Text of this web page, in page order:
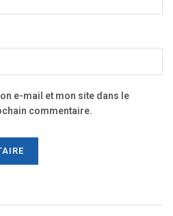
e-mail et mon site dans le
commentaire.